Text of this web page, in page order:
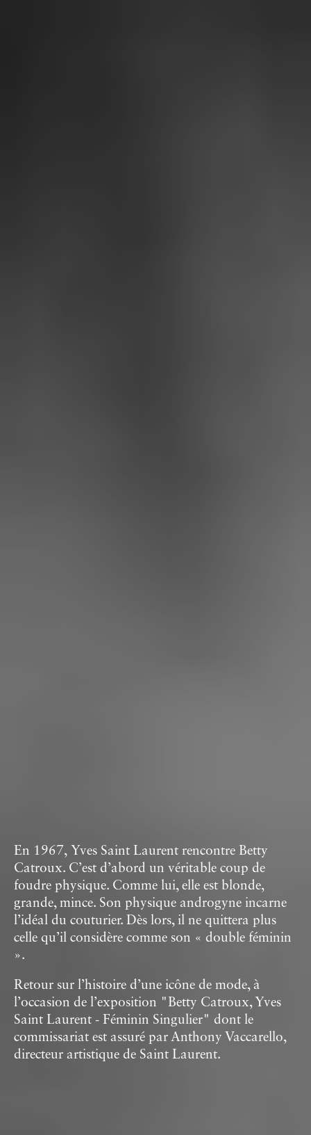
En 1967, Yves Saint Laurent rencontre Betty
Catroux. C’est d’abord un véritable coup de
foudre physique. Comme lui, elle est blonde,
grande, mince. Son physique androgyne incarne
l’idéal du couturier. Dès lors, il ne quittera plus
celle qu’il considère comme son « double féminin
».
Retour sur l’histoire d’une icône de mode, à
l’occasion de l’exposition "Betty Catroux, Yves
Saint Laurent - Féminin Singulier" dont le
commissariat est assuré par Anthony Vaccarello,
directeur artistique de Saint Laurent.